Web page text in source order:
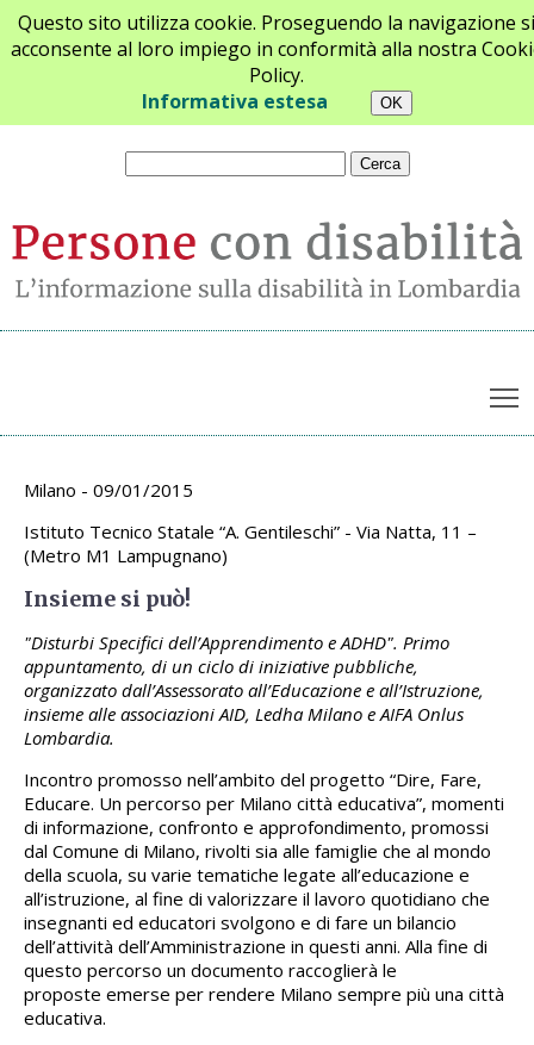
Questo sito utilizza cookie. Proseguendo la navigazione si
acconsente al loro impiego in conformità alla nostra
Policy.
Informativa estesa
Chi siamo Newsletter Contatti
Archivio appuntamenti
Milano - 09/01/2015
Istituto Tecnico Statale “A. Gentileschi” - Via Natta, 11 –
(Metro M1 Lampugnano)
Insieme si può!
"Disturbi Specifici dell’Apprendimento e ADHD". Primo
appuntamento, di un ciclo di iniziative pubbliche,
organizzato dall’Assessorato all’Educazione e all’Istruzione,
insieme alle associazioni AID, Ledha Milano e AIFA Onlus
Lombardia.
Incontro promosso nell’ambito del progetto “Dire, Fare,
Educare. Un percorso per Milano città educativa”, momenti
di informazione, confronto e approfondimento, promossi
dal Comune di Milano, rivolti sia alle famiglie che al mondo
della scuola, su varie tematiche legate all’educazione e
all’istruzione, al fine di valorizzare il lavoro quotidiano che
insegnanti ed educatori svolgono e di fare un bilancio
dell’attività dell’Amministrazione in questi anni. Alla fine di
questo percorso un documento raccoglierà le
proposte emerse per rendere Milano sempre più una città
educativa.